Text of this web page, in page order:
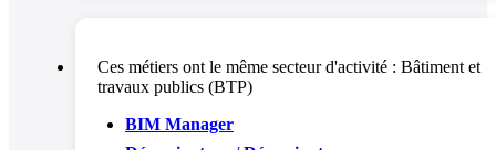
Ces métiers ont le même secteur d'activité : Bâtiment et
travaux publics (BTP)
BIM Manager